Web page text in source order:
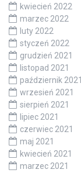
kwiecień 2022
marzec 2022
luty 2022
styczeń 2022
grudzień 2021
listopad 2021
październik 2021
wrzesień 2021
sierpień 2021
lipiec 2021
czerwiec 2021
maj 2021
kwiecień 2021
marzec 2021